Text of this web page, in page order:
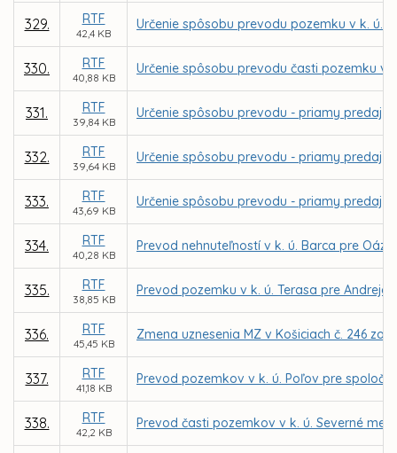
329. RTF
42,4 KB
Určenie spôsobu prevodu pozemku v k. ú.
330. RTF
40,88 KB
Určenie spôsobu prevodu časti pozemku v
331. RTF
39,84 KB
Určenie spôsobu prevodu - priamy predaj
332. RTF
39,64 KB
Určenie spôsobu prevodu - priamy predaj
333. RTF
43,69 KB
Určenie spôsobu prevodu - priamy predaj
334. RTF
40,28 KB
Prevod nehnuteľností v k. ú. Barca pre
335. RTF
38,85 KB
Prevod pozemku v k. ú. Terasa pre Andreja
336. RTF
45,45 KB
Zmena uznesenia MZ v Košiciach č. 246 zo
337. RTF
41,18 KB
Prevod pozemkov v k. ú. Poľov pre
338. RTF
42,2 KB
Prevod časti pozemkov v k. ú. Severné